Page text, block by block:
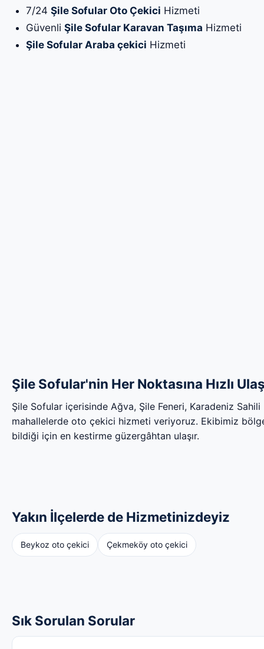
7/24 Şile Sofular Oto Çekici Hizmeti
Güvenli Şile Sofular Karavan Taşıma Hizmeti
Şile Sofular Araba çekici Hizmeti
Şile Sofular'nin Her Noktasına Hızlı
Şile Sofular içerisinde Ağva, Şile Feneri, Karadeniz
mahallelerde oto çekici hizmeti veriyoruz. Ekibimiz
bildiği için en kestirme güzergâhtan ulaşır.
Yakın İlçelerde de Hizmetinizdeyiz
Beykoz oto çekici Çekmeköy oto çekici
Sık Sorulan Sorular